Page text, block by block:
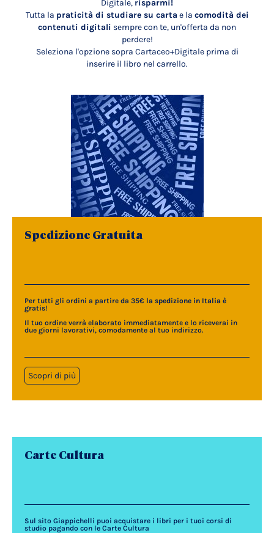
Digitale, risparmi!
Tutta la praticità di studiare su carta e la comodità dei
contenuti digitali sempre con te, un'offerta da non
perdere!
Seleziona l'opzione sopra Cartaceo+Digitale prima di
inserire il libro nel carrello.
Spedizione Gratuita
Per tutti gli ordini a partire da 35€ la spedizione in Italia è
gratis!
Il tuo ordine verrà elaborato immediatamente e lo riceverai in
due giorni lavorativi, comodamente al tuo indirizzo.
Scopri di più
Carte Cultura
Sul sito Giappichelli puoi acquistare i libri per i tuoi corsi di
studio pagando con le Carte Cultura